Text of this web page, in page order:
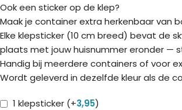
Ook een sticker op de klep?
Maak je container extra herkenbaar van
Elke klepsticker (10 cm breed) bevat de
plaats met jouw huisnummer eronder —
Handig bij meerdere containers of voor
Wordt geleverd in dezelfde kleur als de
1 klepsticker (+3,95)